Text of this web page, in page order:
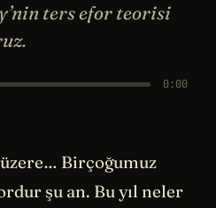
ters efor teorisi
0:00
Birçoğumuz
şu an. Bu yıl neler